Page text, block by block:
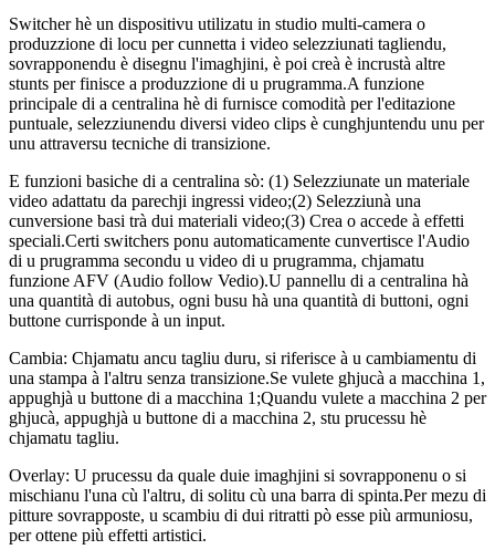
Switcher hè un dispositivu utilizatu in studio multi-camera o
produzzione di locu per cunnetta i video selezziunati tagliendu,
sovrapponendu è disegnu l'imaghjini, è poi creà è incrustà altre
stunts per finisce a produzzione di u prugramma.A funzione
principale di a centralina hè di furnisce comodità per l'editazione
puntuale, selezziunendu diversi video clips è cunghjuntendu unu per
unu attraversu tecniche di transizione.
E funzioni basiche di a centralina sò: (1) Selezziunate un materiale
video adattatu da parechji ingressi video;(2) Selezziunà una
cunversione basi trà dui materiali video;(3) Crea o accede à effetti
speciali.Certi switchers ponu automaticamente cunvertisce l'Audio
di u prugramma secondu u video di u prugramma, chjamatu
funzione AFV (Audio follow Vedio).U pannellu di a centralina hà
una quantità di autobus, ogni busu hà una quantità di buttoni, ogni
buttone currisponde à un input.
Cambia: Chjamatu ancu tagliu duru, si riferisce à u cambiamentu di
una stampa à l'altru senza transizione.Se vulete ghjucà a macchina 1,
appughjà u buttone di a macchina 1;Quandu vulete a macchina 2 per
ghjucà, appughjà u buttone di a macchina 2, stu prucessu hè
chjamatu tagliu.
Overlay: U prucessu da quale duie imaghjini si sovrapponenu o si
mischianu l'una cù l'altru, di solitu cù una barra di spinta.Per mezu di
pitture sovrapposte, u scambiu di dui ritratti pò esse più armuniosu,
per ottene più effetti artistici.